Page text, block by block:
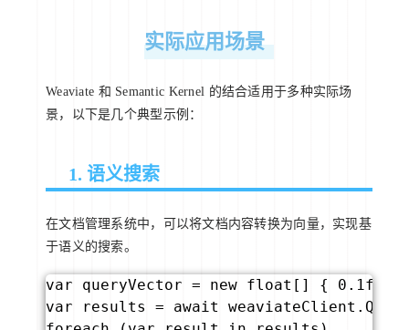
实际应用场景
Weaviate 和 Semantic Kernel 的结合适用于多种实际场
景，以下是几个典型示例：
1. 语义搜索
在文档管理系统中，可以将文档内容转换为向量，实现基
于语义的搜索。
var queryVector = new float[] { 0.1f,
var results = await